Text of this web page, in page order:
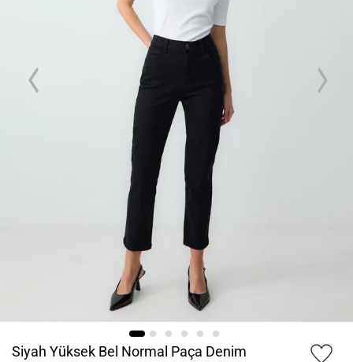
Siyah Yüksek Bel Normal Paça Denim